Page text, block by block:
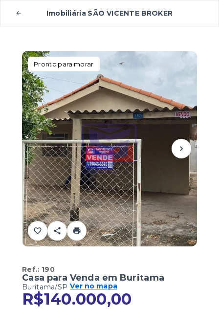
Imobiliária SÃO VICENTE BROKER
Pronto para morar
Ref.: 190
Casa para Venda em Buritama
Buritama/SP Ver no mapa
R$140.000,00